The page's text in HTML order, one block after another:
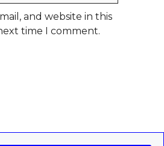
and website in this
time I comment.